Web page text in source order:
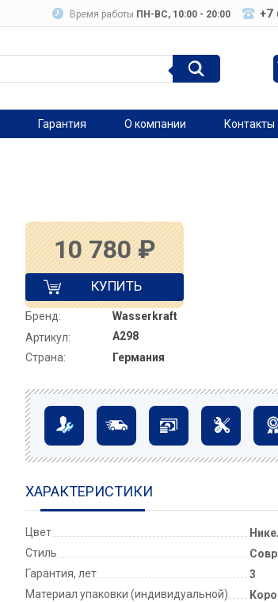
Время работы ПН-ВC, 10:00 - 20:00 +7
Гарантия О компании Контакты
10 780 ₽
КУПИТЬ
Бренд:
Wasserkraft
Артикул:
A298
Страна:
Германия
ХАРАКТЕРИСТИКИ
Цвет
Стиль
Гарантия, лет
3
Материал упаковки (индивидуальной)